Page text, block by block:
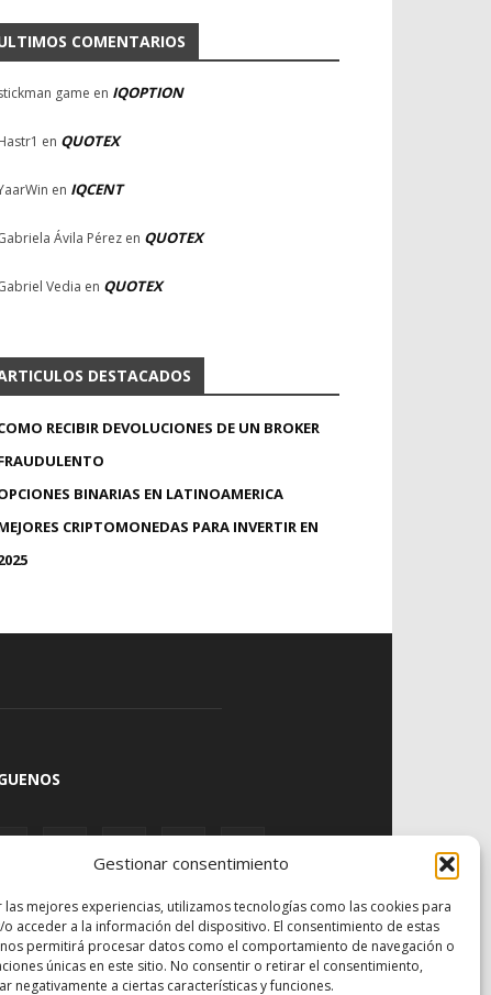
Gestionar consentimiento
las mejores experiencias, utilizamos tecnologías como las cookies para
o acceder a la información del dispositivo. El consentimiento de estas
permitirá procesar datos como el comportamiento de navegación o
únicas en este sitio. No consentir o retirar el consentimiento,
negativamente a ciertas características y funciones.
COMENTARIOS
game en IQOPTION
en QUOTEX
en IQCENT
Ávila Pérez en QUOTEX
Vedia en QUOTEX
DESTACADOS
RECIBIR DEVOLUCIONES DE UN BROKER
BINARIAS EN LATINOAMERICA
CRIPTOMONEDAS PARA INVERTIR EN